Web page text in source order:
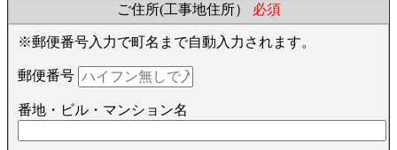
ご住所(工事地住所） 必須
※郵便番号入力で町名まで自動入力されます。
郵便番号
番地・ビル・マンション名